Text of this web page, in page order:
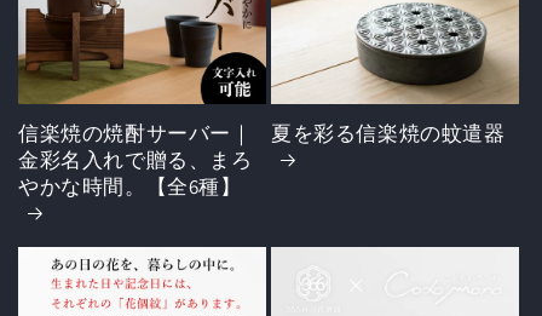
信楽焼の焼酎サーバー｜
金彩名入れで贈る、まろ
やかな時間。【全6種】
夏を彩る信楽焼の蚊遣器